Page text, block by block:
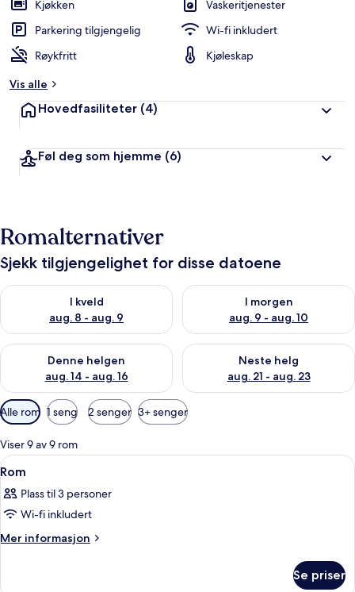
v
i
Kjøkken
Vaskeritjenester
Parkering tilgjengelig
Wi-fi inkludert
Røykfritt
Kjøleskap
Vis alle
Hovedfasiliteter (4)
Føl deg som hjemme (6)
Romalternativer
Sjekk tilgjengelighet for disse datoene
I kveld
aug. 8 - aug. 9
Sjekk tilgjengelighet for i kveld, aug. 8 - aug. 9
I morgen
aug. 9 - aug. 10
Sjekk tilgjengelighet for i
Denne helgen
aug. 14 - aug. 16
Sjekk tilgjengelighet for denne helgen, aug. 14 - aug. 16
Neste helg
aug. 21 - aug. 23
Sjekk tilgjengelighet for
Tilgjengelige
filtre
for
rom
Alle rom 1 seng 2 senger 3+ senger
Viser 9 av 9 rom
Åpne
alle
bildene
av
Rom
Lydisolert, barnesenger, wi-fi
12
Rom
Plass til 3 personer
Wi-fi inkludert
Mer informasjon
Mer
Se priser